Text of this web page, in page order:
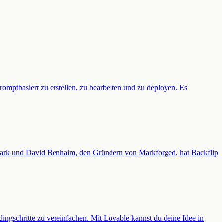
zu erstellen, zu bearbeiten und zu deployen. Es
und David Benhaim, den Gründern von Markforged, hat Backflip
zu vereinfachen. Mit Lovable kannst du deine Idee in